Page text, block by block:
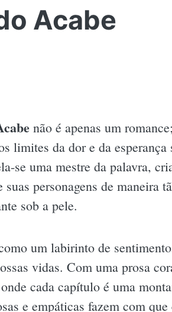
Acabe
não é apenas um
limites da dor e da
se uma mestre da palavra,
suas personagens de maneira
sob a pele.
um labirinto de
vidas. Com uma prosa
cada capítulo é uma
e empáticas fazem com